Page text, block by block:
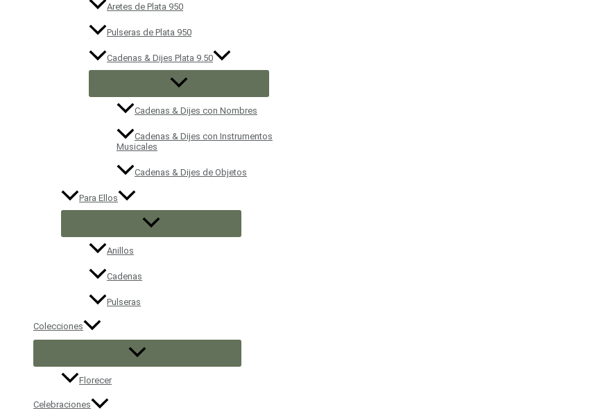
Aretes de Plata 950
Pulseras de Plata 950
Cadenas & Dijes Plata 9.50
Cadenas & Dijes con Nombres
Cadenas & Dijes con Instrumentos
Musicales
Cadenas & Dijes de Objetos
Para Ellos
Anillos
Cadenas
Pulseras
Colecciones
Florecer
Celebraciones